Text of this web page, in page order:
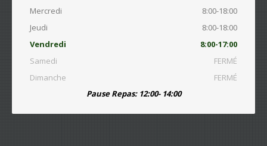
Mercredi
8:00-18:00
Jeudi
8:00-18:00
Vendredi
8:00-17:00
Samedi
FERMÉ
Dimanche
FERMÉ
Pause Repas: 12:00- 14:00